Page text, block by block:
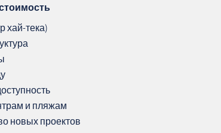
хай‑тека)
и пляжам
новых проектов